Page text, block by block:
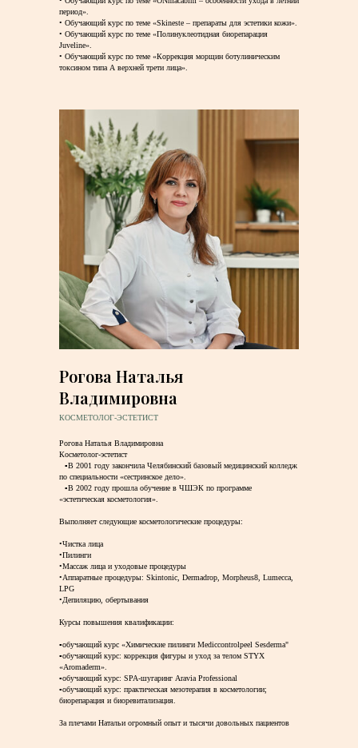
период».
• Обучающий курс по теме «Skineste – препараты для эстетики кожи».
• Обучающий курс по теме «Полинуклеотидная биорепарация
Juveline».
• Обучающий курс по теме «Коррекция морщин ботулиническим
токсином типа А верхней трети лица».
Рогова Наталья
Владимировна
КОСМЕТОЛОГ-ЭСТЕТИСТ
Рогова Наталья Владимировна
Косметолог-эстетист
⠀▫️В 2001 году закончила Челябинский базовый медицинский колледж
по специальности «сестринское дело».
⠀▫️В 2002 году прошла обучение в ЧШЭК по программе
«эстетическая косметология».
Выполняет следующие косметологические процедуры:
•Чистка лица
•Пилинги
•Массаж лица и уходовые процедуры
•Аппаратные процедуры: Skintonic, Dermadrop, Morpheus8, Lumecca,
LPG
•Депиляцию, обертывания
Курсы повышения квалификации:
▫️обучающий курс «Химические пилинги Mediccontrolpeel Sesderma"
▫️обучающий курс: коррекция фигуры и уход за телом STYX
«Aromaderm».
▫️обучающий курс: SPA-шугаринг Aravia Professional
▫️обучающий курс: практическая мезотерапия в косметологии;
биорепарация и биоревитализация.
За плечами Натальи огромный опыт и тысячи довольных пациентов